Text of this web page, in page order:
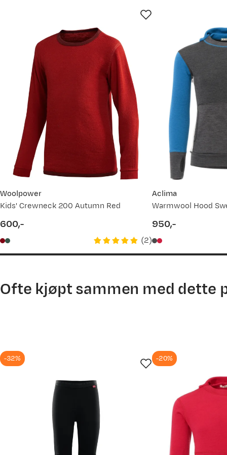
Bruk et målebånd når du måler kroppen eller foten
du måler, har vi laget en god guide til deg. Se
Hvordan
Har du spørsmål, ikke nøl med å ta kontakt med vår
Woolpower
Kids' Crewneck 200 Autumn Red
600,-
(2)
Aclima
950,-
Ofte kjøpt sammen med dette
-32% -20%